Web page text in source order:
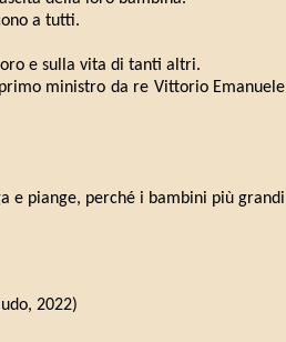
a tutti.
e sulla vita di tanti altri.
ministro da re Vittorio Emanuele
e piange, perché i bambini più grandi
2022)